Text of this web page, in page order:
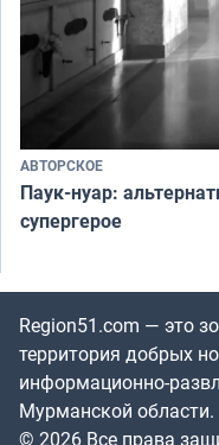
АВТОРСКОЕ
Паук-нуар:
супергерое
Region51.com — это
территория добрых
информационно-
Мурманской области.
© 2026 Все права